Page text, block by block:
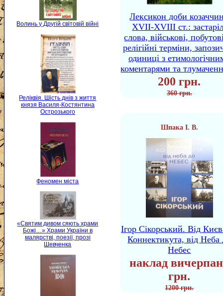
Волинь у Другій світовій війні
Реліквія. Шість днів з життя
князя Василя-Костянтина
Острозького
Феномен міста
«Святим дивом сяють храми
Божі…» Храми України в
малярстві, поезії, прозі
Шевченка
Лексикон доби
XVII-XVIII ст.:
слова, військові,
релігійні терміни,
одиниці з
коментарями та
200 грн.
360 грн.
Шпака І. В.
Ігор Сікорський. Від
Коннектикута, від Неба
Небес
наклад
грн.
1200 грн.